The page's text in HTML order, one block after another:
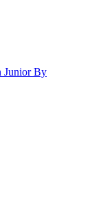
Junior By